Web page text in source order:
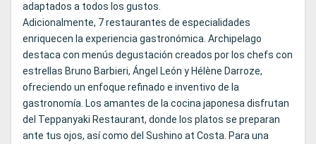
adaptados a todos los gustos.
Adicionalmente, 7 restaurantes de especialidades
enriquecen la experiencia gastronómica. Archipelago
destaca con menús degustación creados por los chefs con
estrellas Bruno Barbieri, Ángel León y Hélène Darroze,
ofreciendo un enfoque refinado e inventivo de la
gastronomía. Los amantes de la cocina japonesa disfrutan
del Teppanyaki Restaurant, donde los platos se preparan
ante tus ojos, así como del Sushino at Costa. Para una